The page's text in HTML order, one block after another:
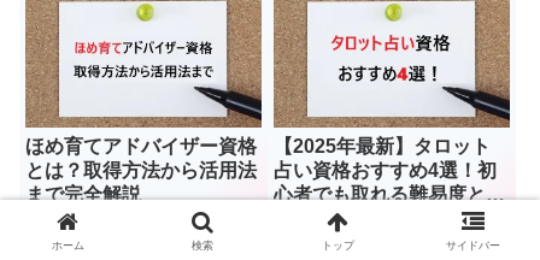
ほめ育てアドバイザー資格
とは？取得方法から活用法
まで完全解説
【2025年最新】タロット
占い資格おすすめ4選！初
心者でも取れる難易度と取
得方法を解説
ホーム 検索 トップ サイドバー